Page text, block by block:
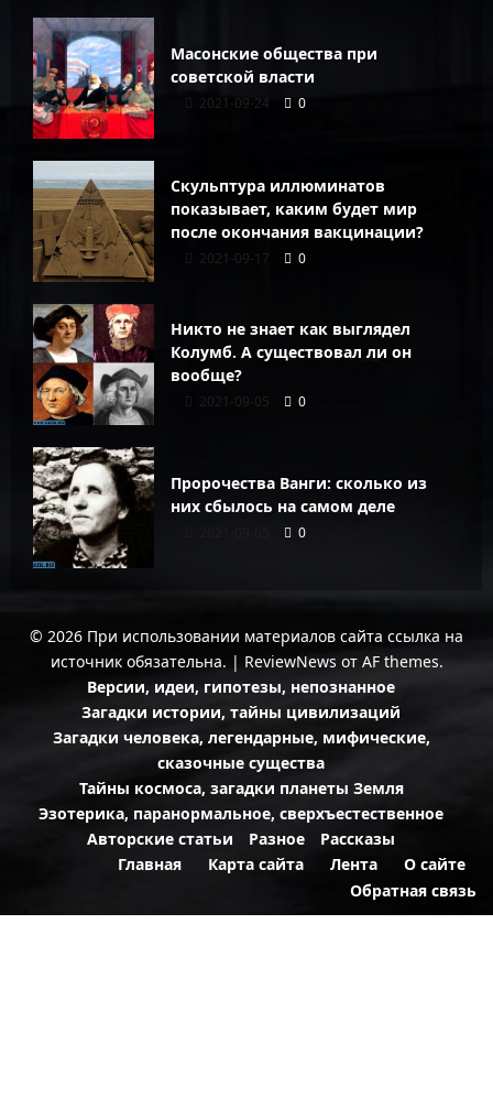
Масонские общества при
советской власти
2021-09-24 0
Скульптура иллюминатов
показывает, каким будет мир
после окончания вакцинации?
2021-09-17 0
Никто не знает как выглядел
Колумб. А существовал ли он
вообще?
2021-09-05 0
Пророчества Ванги: сколько из
них сбылось на самом деле
0
© 2026 При использовании материалов сайта ссылка на
источник обязательна. | ReviewNews от AF themes.
Версии, идеи, гипотезы, непознанное
Загадки истории, тайны цивилизаций
Загадки человека, легендарные, мифические,
сказочные существа
Тайны космоса, загадки планеты Земля
Эзотерика, паранормальное, сверхъестественное
Авторские статьи
Разное
Рассказы
Главная
Карта сайта Лента
О сайте
Обратная связь